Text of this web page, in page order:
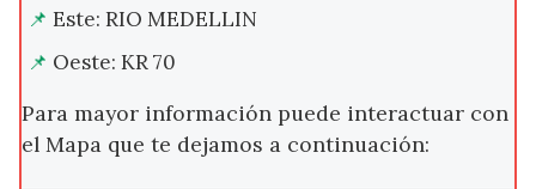
Este: RIO MEDELLIN
Oeste: KR 70
Para mayor información puede interactuar con
el Mapa que te dejamos a continuación: